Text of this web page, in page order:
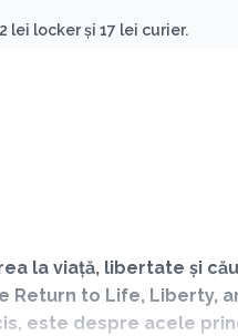
lei locker și 17 lei curier.
la viață, libertate și
Return to Life, Liberty,
este despre acele